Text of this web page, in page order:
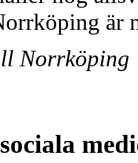
är
Norrköping